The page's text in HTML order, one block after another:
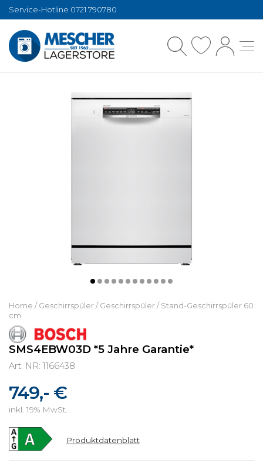
Service-Hotline 0721 790780
Home / Geschirrspüler / Geschirrspüler / Stand-Geschirrspüler 60
cm
SMS4EBW03D *5 Jahre Garantie*
Art. NR: 1166438
749,- €
inkl. 19% MwSt.
Produktdatenblatt